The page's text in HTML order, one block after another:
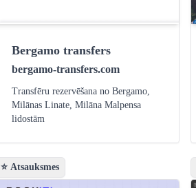
Bergamo transfers
bergamo-transfers.com
Transfēru rezervēšana no Bergamo,
Milānas Linate, Milāna Malpensa
lidostām
⭐ Atsauksmes